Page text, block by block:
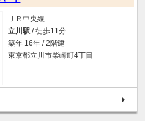
ＪＲ中央線
立川駅 / 徒歩11分
築年 16年 / 2階建
東京都立川市柴崎町4丁目